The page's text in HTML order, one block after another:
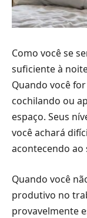
Como você se
suficiente à
Quando você
cochilando ou
espaço. Seus
você achará
acontecendo ao
Quando você
produtivo no
provavelmente